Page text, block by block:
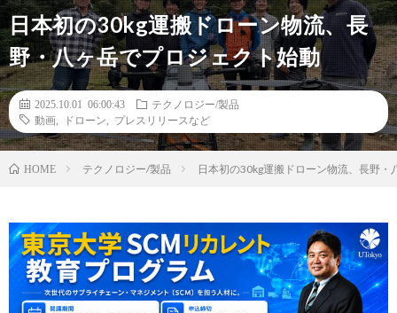
日本初の30kg運搬ドローン物流、長
野・八ヶ岳でプロジェクト始動
2025.10.01 06:00:43
テクノロジー/製品
動画
ドローン プレスリリースなど
HOME テクノロジー/製品 日本初の30kg運搬ドローン物流、長野・